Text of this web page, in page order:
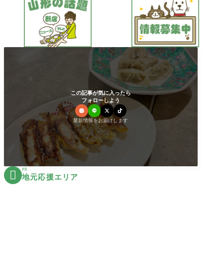
この記事が気に入ったら
フォローしよう
最新情報をお届けします
 PR
地元応援エリア